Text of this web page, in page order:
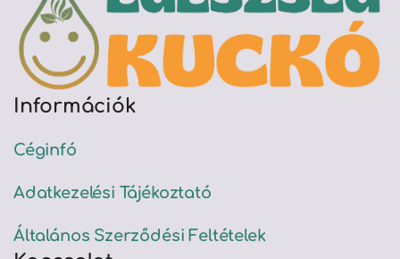
Információk
Céginfó
Adatkezelési Tájékoztató
Általános Szerződési Feltételek